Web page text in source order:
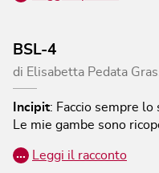
BSL-4
di Elisabetta Pedata
Incipit: Faccio sempre lo
Le mie gambe sono
… Leggi il racconto